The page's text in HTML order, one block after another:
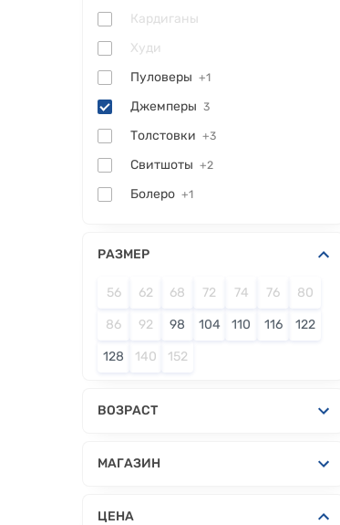
Кардиганы
Худи
Пуловеры +1
Джемперы 3
Толстовки +3
Свитшоты +2
Болеро +1
РАЗМЕР
56 62 68 72 74 76 80
86 92 98 104 110 116 122
128 140 152
ВОЗРАСТ
МАГАЗИН
ЦЕНА